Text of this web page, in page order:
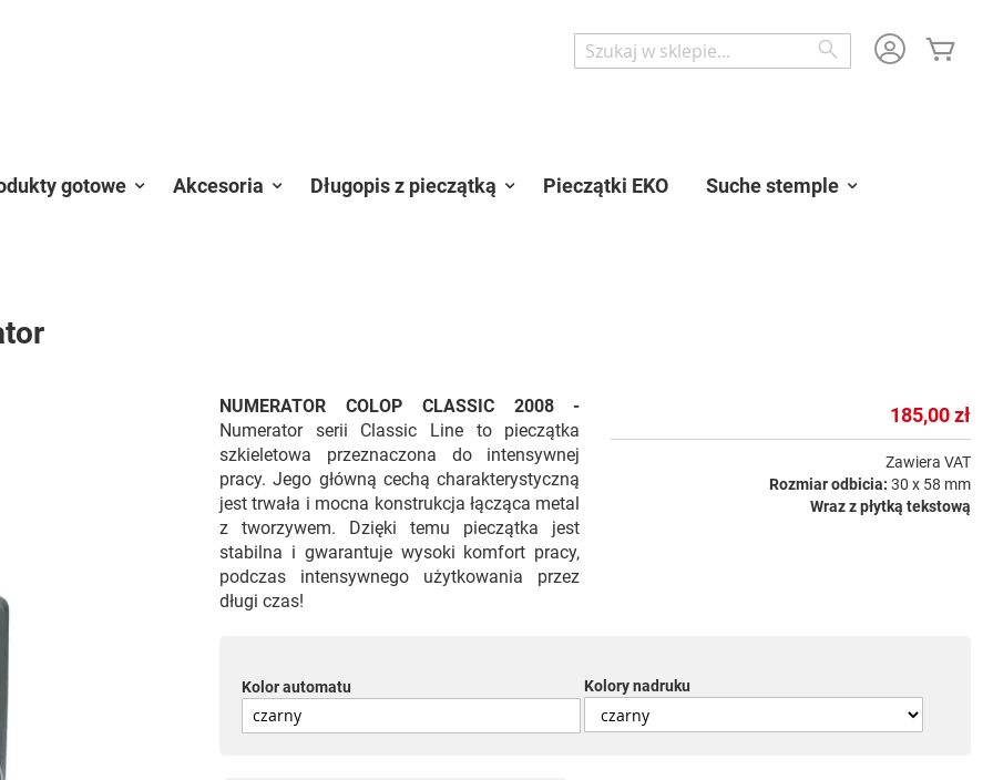
Wyszukaj
gotowe Akcesoria Długopis z pieczątką Pieczątki EKO
Suche stemple
185,00 zł
Zawiera VAT
Rozmiar odbicia: 30 x 58 mm
Wraz z płytką tekstową
NUMERATOR COLOP CLASSIC 2008 -
Numerator serii Classic Line to pieczątka
szkieletowa przeznaczona do intensywnej
pracy. Jego główną cechą charakterystyczną
jest trwała i mocna konstrukcja łącząca metal
z tworzywem. Dzięki temu pieczątka jest
stabilna i gwarantuje wysoki komfort pracy,
podczas intensywnego użytkowania przez
długi czas!
Kolor automatu Kolory nadruku